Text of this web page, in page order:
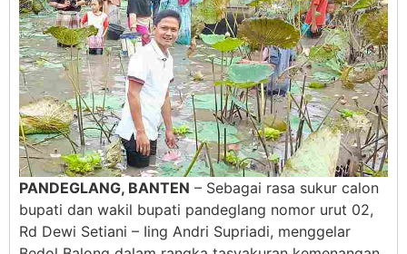
PANDEGLANG, BANTEN – Sebagai rasa sukur calon
bupati dan wakil bupati pandeglang nomor urut 02,
Rd Dewi Setiani – Iing Andri Supriadi, menggelar